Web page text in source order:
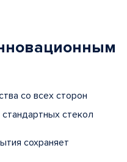
со всех сторон
стекол
сохраняет